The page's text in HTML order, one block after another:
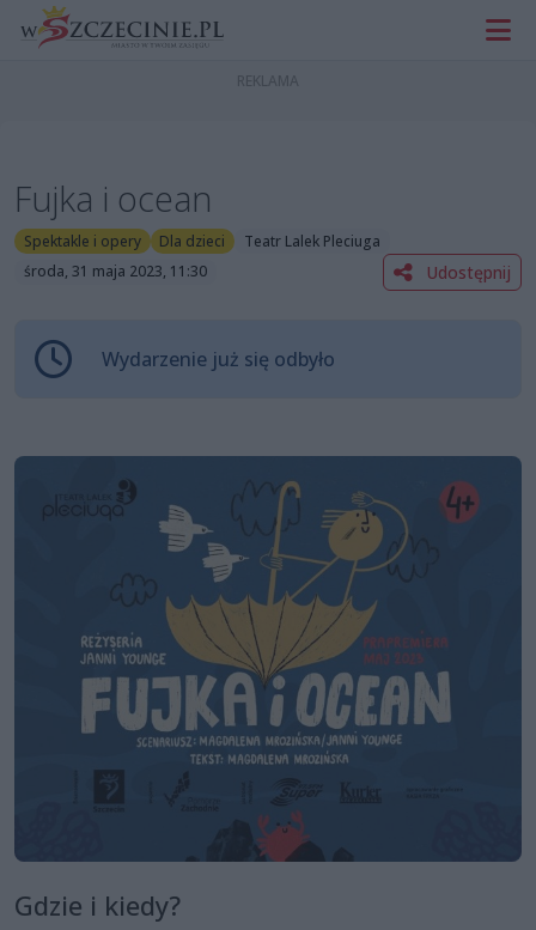
Fujka i ocean
Spektakle i opery Dla dzieci
Teatr Lalek Pleciuga
środa, 31 maja 2023, 11:30
Udostępnij
Wydarzenie już się odbyło
Gdzie i kiedy?